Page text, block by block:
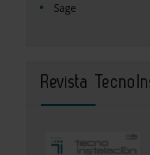
Sage
Revista